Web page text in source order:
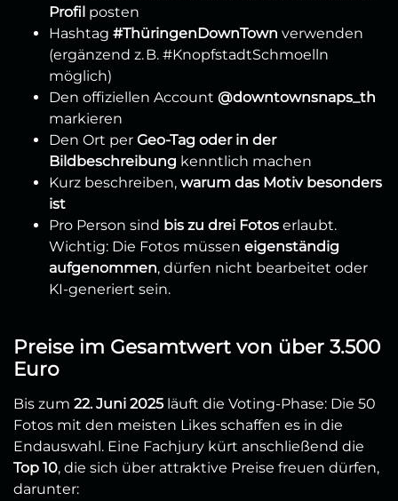
Profil posten
Hashtag #ThüringenDownTown verwenden
(ergänzend z. B. #KnopfstadtSchmoelln
möglich)
Den offiziellen Account @downtownsnaps_th
markieren
Den Ort per Geo-Tag oder in der
Bildbeschreibung kenntlich machen
Kurz beschreiben, warum das Motiv besonders
ist
Pro Person sind bis zu drei Fotos erlaubt.
Wichtig: Die Fotos müssen eigenständig
aufgenommen, dürfen nicht bearbeitet oder
KI-generiert sein.
Preise im Gesamtwert von über 3.500
Euro
Bis zum 22. Juni 2025 läuft die Voting-Phase: Die 50
Fotos mit den meisten Likes schaffen es in die
Endauswahl. Eine Fachjury kürt anschließend die
Top 10, die sich über attraktive Preise freuen dürfen,
darunter: